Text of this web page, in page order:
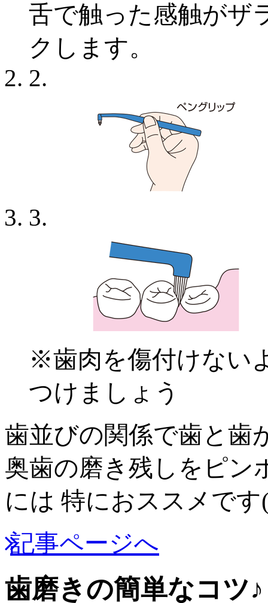
舌で触った感触がザ
クします。
2.
3.
※歯肉を傷付けない
つけましょう
歯並びの関係で歯と歯
奥歯の磨き残しをピン
には 特におススメで
記事ページへ
歯磨きの簡単なコツ♪